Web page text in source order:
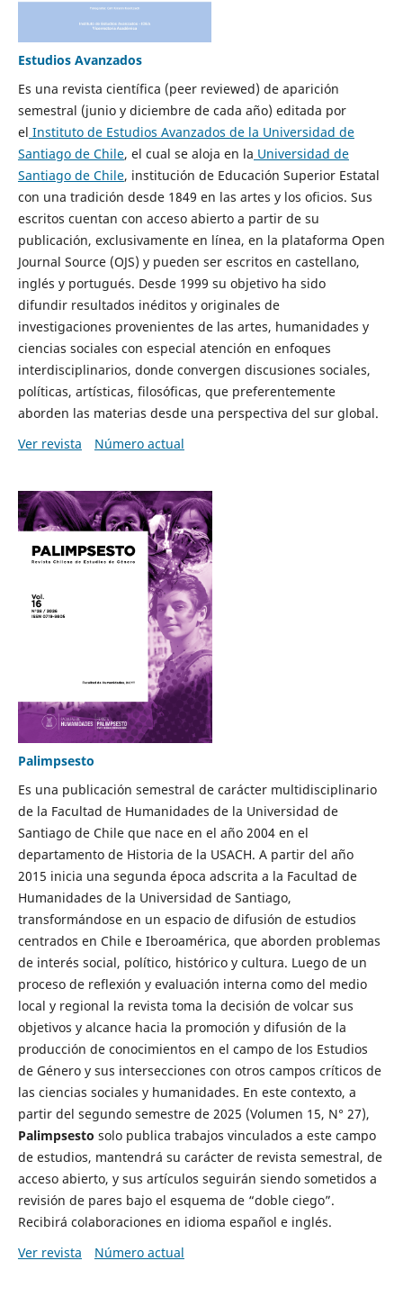
Estudios Avanzados
Es una revista científica (peer reviewed) de aparición
semestral (junio y diciembre de cada año) editada por
el Instituto de Estudios Avanzados de la Universidad de
Santiago de Chile, el cual se aloja en la Universidad de
Santiago de Chile, institución de Educación Superior Estatal
con una tradición desde 1849 en las artes y los oficios. Sus
escritos cuentan con acceso abierto a partir de su
publicación, exclusivamente en línea, en la plataforma Open
Journal Source (OJS) y pueden ser escritos en castellano,
inglés y portugués. Desde 1999 su objetivo ha sido
difundir resultados inéditos y originales de
investigaciones provenientes de las artes, humanidades y
ciencias sociales con especial atención en enfoques
interdisciplinarios, donde convergen discusiones sociales,
políticas, artísticas, filosóficas, que preferentemente
aborden las materias desde una perspectiva del sur global.
Ver revista
Número actual
Palimpsesto
Es una publicación semestral de carácter multidisciplinario
de la Facultad de Humanidades de la Universidad de
Santiago de Chile que nace en el año 2004 en el
departamento de Historia de la USACH. A partir del año
2015 inicia una segunda época adscrita a la Facultad de
Humanidades de la Universidad de Santiago,
transformándose en un espacio de difusión de estudios
centrados en Chile e Iberoamérica, que aborden problemas
de interés social, político, histórico y cultura. Luego de un
proceso de reflexión y evaluación interna como del medio
local y regional la revista toma la decisión de volcar sus
objetivos y alcance hacia la promoción y difusión de la
producción de conocimientos en el campo de los Estudios
de Género y sus intersecciones con otros campos críticos de
las ciencias sociales y humanidades. En este contexto, a
partir del segundo semestre de 2025 (Volumen 15, N° 27),
Palimpsesto solo publica trabajos vinculados a este campo
de estudios, mantendrá su carácter de revista semestral, de
acceso abierto, y sus artículos seguirán siendo sometidos a
revisión de pares bajo el esquema de “doble ciego”.
Recibirá colaboraciones en idioma español e inglés.
Ver revista
Número actual